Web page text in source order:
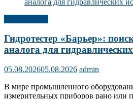
Гидротестер «Барьер»:
аналога для
05.08.202605.08.2026 admin
В мире промышленного
измерительных приборов рано или